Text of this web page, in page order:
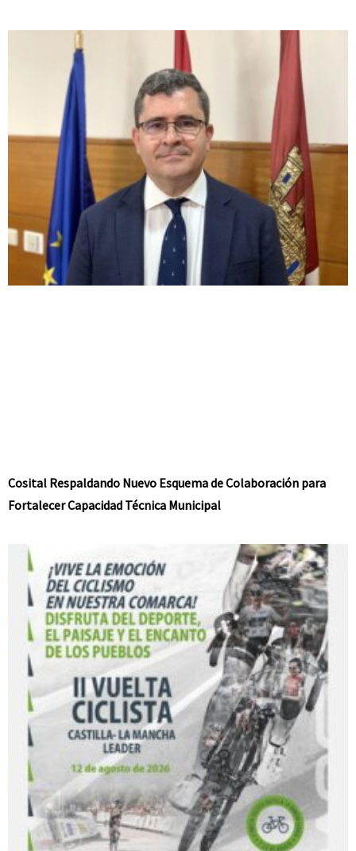
Cosital Respaldando Nuevo Esquema de Colaboración para
Fortalecer Capacidad Técnica Municipal